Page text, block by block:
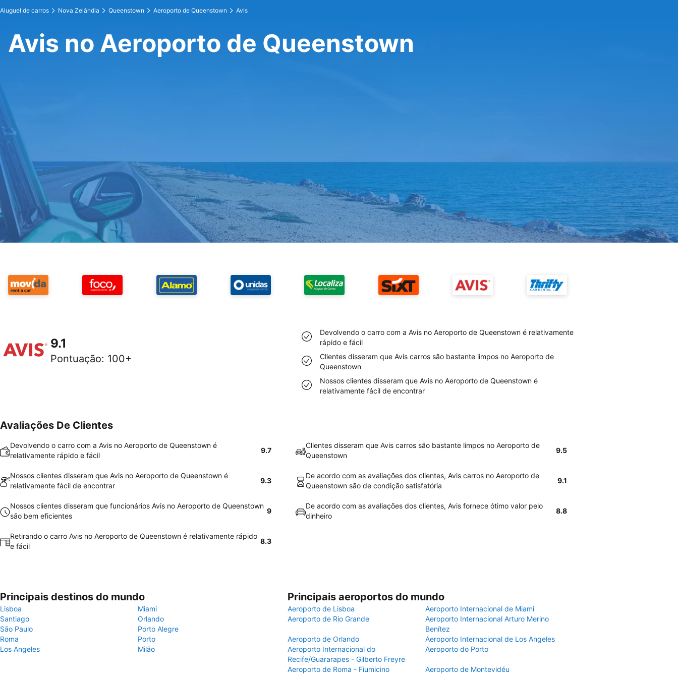
Aluguel de carros Nova Zelândia Queenstown Aeroporto de Queenstown Avis
Avis no Aeroporto de Queenstown
9.1
Pontuação: 100+
Devolvendo o carro com a Avis no Aeroporto de Queenstown é relativamente
rápido e fácil
Clientes disseram que Avis carros são bastante limpos no Aeroporto de
Queenstown
Nossos clientes disseram que Avis no Aeroporto de Queenstown é
relativamente fácil de encontrar
Avaliações De Clientes
Devolvendo o carro com a Avis no Aeroporto de Queenstown é
relativamente rápido e fácil
9.7
Clientes disseram que Avis carros são bastante limpos no Aeroporto de
Queenstown
9.5
Nossos clientes disseram que Avis no Aeroporto de Queenstown é
relativamente fácil de encontrar
9.3
De acordo com as avaliações dos clientes, Avis carros no Aeroporto de
Queenstown são de condição satisfatória
9.1
Nossos clientes disseram que funcionários Avis no Aeroporto de Queenstown
são bem eficientes
9
De acordo com as avaliações dos clientes, Avis fornece ótimo valor pelo
dinheiro
8.8
Retirando o carro Avis no Aeroporto de Queenstown é relativamente rápido
e fácil
8.3
Principais destinos do mundo
Lisboa
Miami
Santiago
Orlando
São Paulo
Porto Alegre
Roma
Porto
Los Angeles
Milão
Principais aeroportos do mundo
Aeroporto de Lisboa
Aeroporto Internacional de Miami
Aeroporto de Rio Grande
Aeroporto Internacional Arturo Merino
Benítez
Aeroporto de Orlando
Aeroporto Internacional de Los Angeles
Aeroporto Internacional do
Recife/Guararapes - Gilberto Freyre
Aeroporto do Porto
Aeroporto de Roma - Fiumicino Aeroporto de Montevidéu